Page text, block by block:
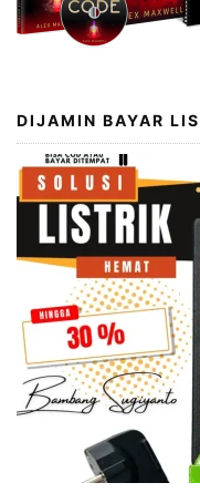
DIJAMIN BAYAR